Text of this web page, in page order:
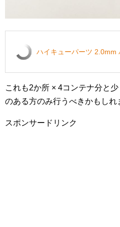
ハイキューパーツ 2.0mm
これも2か所 × 4コンテナ分と
のある方のみ行うべきかもしれ
スポンサードリンク